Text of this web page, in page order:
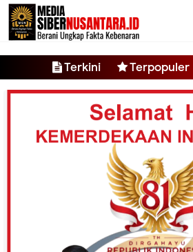
-->
Terkini Terpopuler